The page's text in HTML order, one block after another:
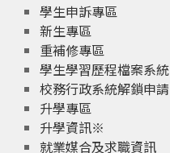
學生申訴專區
新生專區
重補修專區
學生學習歷程檔案系統
校務行政系統解鎖申請
升學專區
升學資訊※
就業媒合及求職資訊